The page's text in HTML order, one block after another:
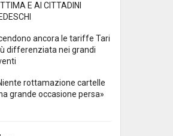
E AI CITTADINI
ancora le tariffe Tari
differenziata nei grandi
rottamazione cartelle
grande occasione persa»